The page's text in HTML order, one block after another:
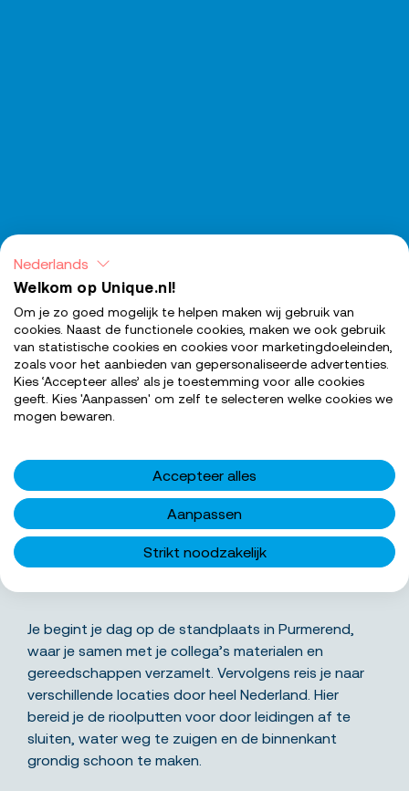
SOLLICITEER NU
Wat ga je precies doen
Als rioolmonteur draag je bij aan het vernieuwen en
Je begint je dag op de standplaats in Purmerend,
waar je samen met je collega’s materialen en
gereedschappen verzamelt. Vervolgens reis je naar
verschillende locaties door heel Nederland. Hier
bereid je de rioolputten voor door leidingen af te
sluiten, water weg te zuigen en de binnenkant
grondig schoon te maken.
Nederlands
Welkom op Unique.nl!
Om je zo goed mogelijk te helpen maken wij gebruik van
cookies. Naast de functionele cookies, maken we ook gebruik
van statistische cookies en cookies voor marketingdoeleinden,
zoals voor het aanbieden van gepersonaliseerde advertenties.
Kies ‘Accepteer alles’ als je toestemming voor alle cookies
geeft. Kies 'Aanpassen' om zelf te selecteren welke cookies we
mogen bewaren.
Accepteer alles
Aanpassen
Strikt noodzakelijk